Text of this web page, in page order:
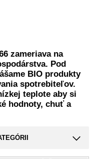
zameriava na
Pod
BIO produkty
spotrebiteľov.
teplote aby si
hodnoty, chuť a